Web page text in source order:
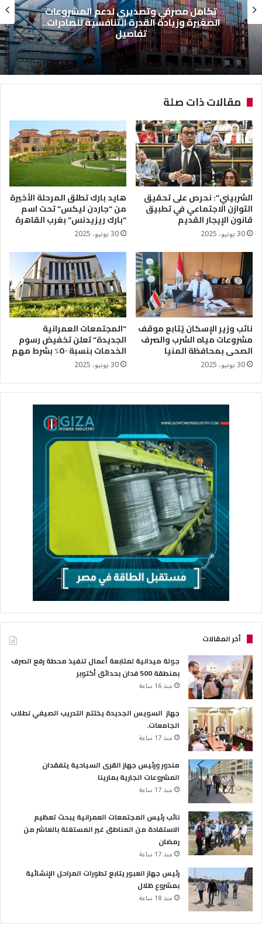
تكامل مصرفي وتصديري لدعم المشروعات
الصغيرة وزيادة القدرة التنافسية للصادرات..
تفاصيل
مقالات ذات صلة
الشربيني”: نحرص على تحقيق
التوازن الاجتماعي في تطبيق
قانون الإيجار القديم
30 يونيو، 2025
هايد بارك تطلق المرحلة الأخيرة
من “جاردن ليكس” تحت اسم
“بارك ريزيدنس” بغرب القاهرة
30 يونيو، 2025
نائب وزير الإسكان يُتابع موقف
مشروعات مياه الشرب والصرف
الصحى بمحافظة المنيا
30 يونيو، 2025
“المجتمعات العمرانية
الجديدة” تعلن تخفيض رسوم
الخدمات بنسبة ٥٠٪؜ بشرط مهم
30 يونيو، 2025
أخر المقالات
جولة ميدانية لمتابعة أعمال تنفيذ محطة رفع الصرف
بمنطقة 500 فدان بحدائق أكتوبر
منذ 16 ساعة
جهاز السويس الجديدة يختتم التدريب الصيفي لطلاب
الجامعات.
منذ 17 ساعة
مندور ورئيس جهاز القرى السياحية يتفقدان
المشروعات الجارية بمارينا
منذ 17 ساعة
نائب رئيس المجتمعات العمرانية يبحث تعظيم
الاستفادة من المناطق غير المستغلة بالعاشر من
رمضان
منذ 17 ساعة
رئيس جهاز العبور يتابع تطورات المراحل الإنشائية
بمشروع ظلال
منذ 18 ساعة